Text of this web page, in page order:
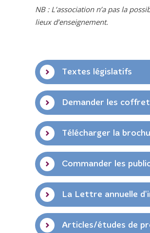
NB : L’association n’a pas la
lieux d’enseignement.
Textes législatifs
Demander les
Télécharger la
Commander les
La Lettre annuelle
Articles/études de